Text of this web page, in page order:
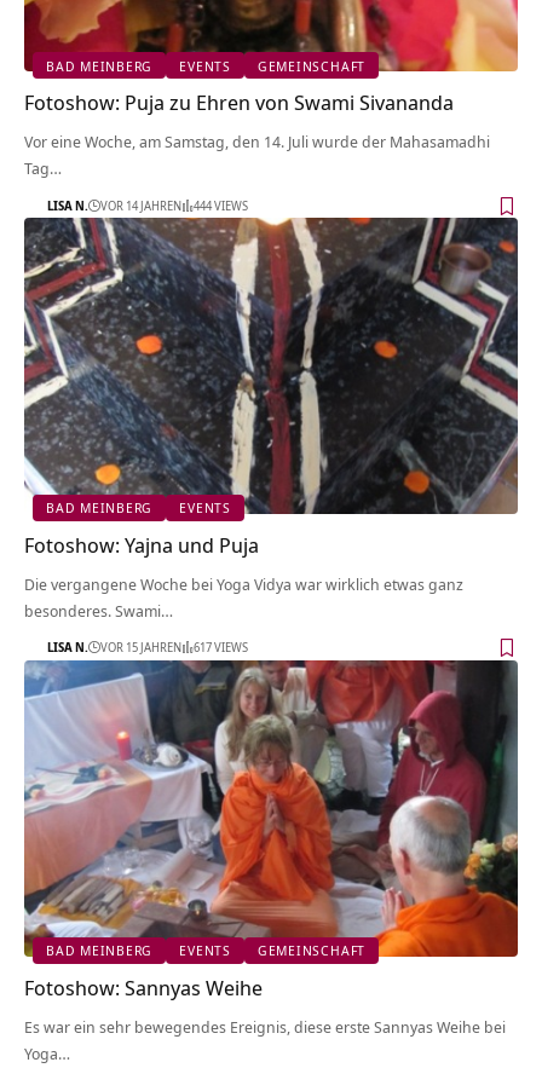
BAD MEINBERG EVENTS GEMEINSCHAFT
Fotoshow: Puja zu Ehren von Swami Sivananda
Vor eine Woche, am Samstag, den 14. Juli wurde der Mahasamadhi
Tag…
LISA N. VOR 14 JAHREN 444 VIEWS
BAD MEINBERG EVENTS
Fotoshow: Yajna und Puja
Die vergangene Woche bei Yoga Vidya war wirklich etwas ganz
besonderes. Swami…
LISA N. VOR 15 JAHREN 617 VIEWS
BAD MEINBERG EVENTS GEMEINSCHAFT
Fotoshow: Sannyas Weihe
Es war ein sehr bewegendes Ereignis, diese erste Sannyas Weihe bei
Yoga…